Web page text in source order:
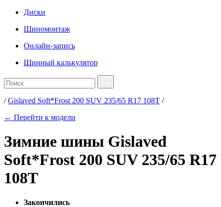
Диски
Шиномонтаж
Онлайн-запись
Шинный калькулятор
/Gislaved Soft*Frost 200 SUV 235/65 R17 108T /
← Перейти к модели
Зимние шины Gislaved
Soft*Frost 200 SUV 235/65 R17
108T
Закончились